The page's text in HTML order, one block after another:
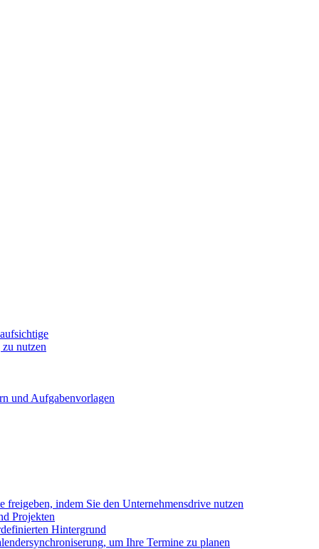
nutzen
und Aufgabenvorlagen
indem Sie den Unternehmensdrive nutzen
Projekten
Hintergrund
um Ihre Termine zu planen